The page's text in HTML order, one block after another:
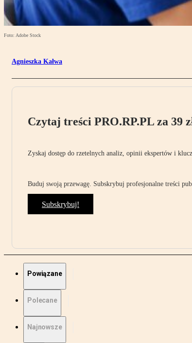
Foto: Adobe Stock
Agnieszka Kałwa
Czytaj treści PRO.RP.PL za 39
Zyskaj dostęp do rzetelnych analiz, opinii ekspertów i
Buduj swoją przewagę. Subskrybuj profesjonalne treści
Subskrybuj!
Powiązane
Polecane
Najnowsze